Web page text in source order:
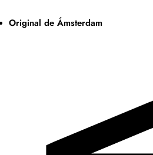
Original de Ámsterdam